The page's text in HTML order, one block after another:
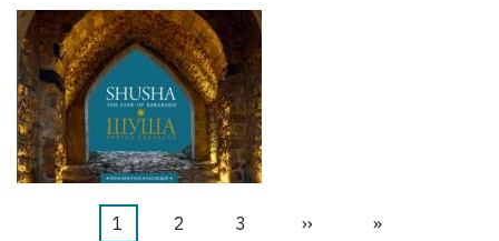
当
1
页
2
页
3
下
››
末
»